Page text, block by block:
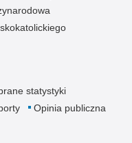
statystyki
Opinia publiczna